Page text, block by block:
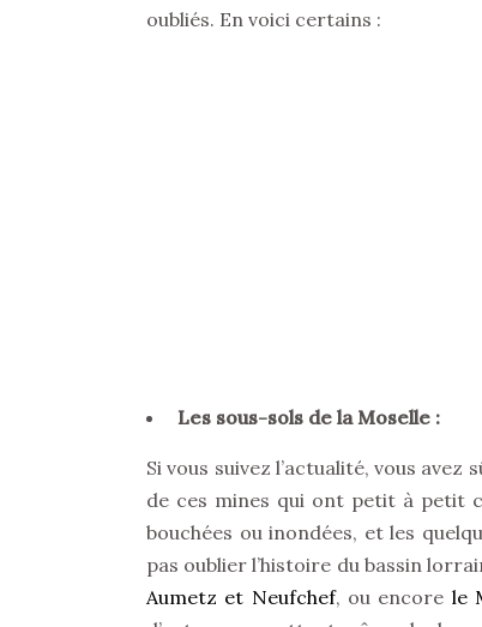
oubliés. En voici certains :
Les sous-sols de la Moselle :
Si vous suivez l’actualité, vous
de ces mines qui ont petit à petit
bouchées ou inondées, et les
pas oublier l’histoire du bassin
Aumetz et Neufchef, ou encore le